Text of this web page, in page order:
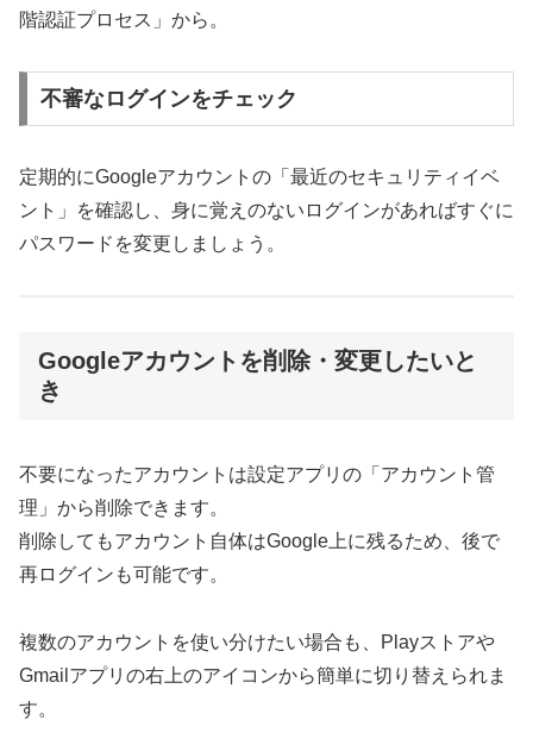
階認証プロセス」から。
不審なログインをチェック
定期的にGoogleアカウントの「最近のセキュリティイベ
ント」を確認し、身に覚えのないログインがあればすぐに
パスワードを変更しましょう。
Googleアカウントを削除・変更したいと
き
不要になったアカウントは設定アプリの「アカウント管
理」から削除できます。
削除してもアカウント自体はGoogle上に残るため、後で
再ログインも可能です。
複数のアカウントを使い分けたい場合も、Playストアや
Gmailアプリの右上のアイコンから簡単に切り替えられま
す。